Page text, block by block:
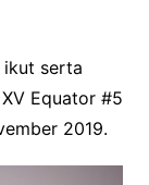
ikut serta
Equator #5
2019.